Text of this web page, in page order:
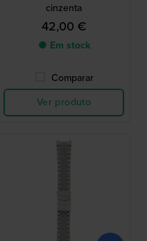
cinzenta
42,00 €
● Em stock
Comparar
Ver produto